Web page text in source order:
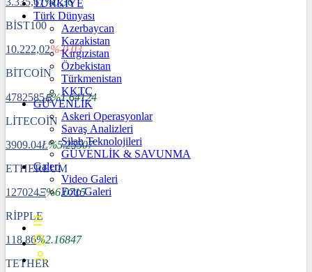
BİST100
10.222,02%-0,03
BİTCOİN
4782585฿%1.64124
LİTECOİN
3909.04Ł%5.25507
ETHEREUM
127024Ξ%6.0715
RİPPLE
118.86%2.16847
TETHER
TÜRKİYE
Türk Dünyası
Azerbaycan
Kazakistan
Kırgızistan
Özbekistan
Türkmenistan
KKTC
GÜVENLİK
Askeri Operasyonlar
Savaş Analizleri
Silah Teknolojileri
GÜVENLİK & SAVUNMA
Galeri
Video Galeri
Foto Galeri